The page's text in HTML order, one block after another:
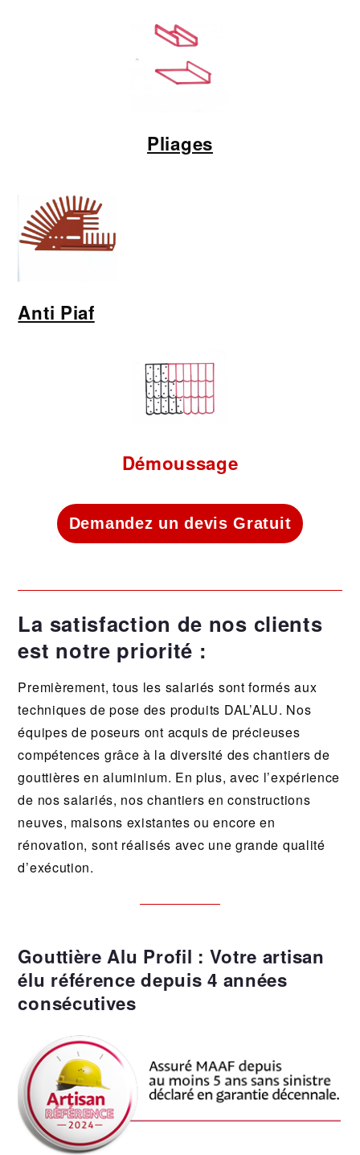
Pliages
Anti Piaf
Démoussage
Demandez un devis Gratuit
La satisfaction de nos clients
est notre priorité :
Premièrement, tous les salariés sont formés aux
techniques de pose des produits DAL’ALU. Nos
équipes de poseurs ont acquis de précieuses
compétences grâce à la diversité des chantiers de
gouttières en aluminium. En plus, avec l’expérience
de nos salariés, nos chantiers en constructions
neuves, maisons existantes ou encore en
rénovation, sont réalisés avec une grande qualité
d’exécution.
Gouttière Alu Profil : Votre artisan
élu référence depuis 4 années
consécutives